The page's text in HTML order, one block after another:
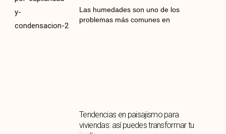
Las humedades son uno de los
problemas más comunes en
Tendencias en paisajismo para
viviendas: así puedes transformar tu